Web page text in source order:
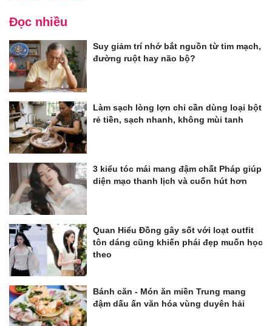
Đọc nhiều
Suy giảm trí nhớ bắt nguồn từ tim mạch,
đường ruột hay não bộ?
Làm sạch lòng lợn chỉ cần dùng loại bột
rẻ tiền, sạch nhanh, không mùi tanh
3 kiểu tóc mái mang đậm chất Pháp giúp
diện mạo thanh lịch và cuốn hút hơn
Quan Hiểu Đồng gây sốt với loạt outfit
tôn dáng cũng khiến phái đẹp muốn học
theo
Bánh căn - Món ăn miền Trung mang
đậm dấu ấn văn hóa vùng duyên hải